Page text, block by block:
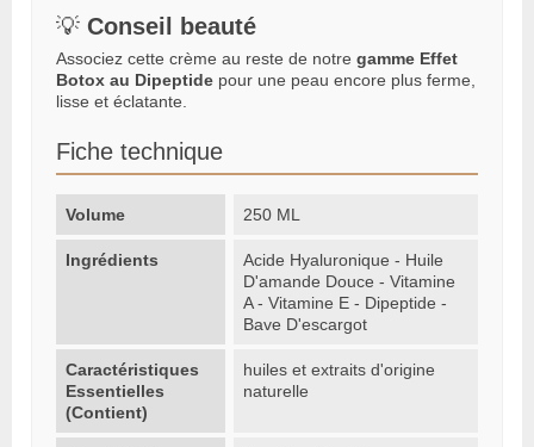
💡 Conseil beauté
Associez cette crème au reste de notre gamme Effet
Botox au Dipeptide pour une peau encore plus ferme,
lisse et éclatante.
Fiche technique
Volume 250 ML
Ingrédients
Acide Hyaluronique - Huile
D'amande Douce - Vitamine
A - Vitamine E - Dipeptide -
Bave D'escargot
Caractéristiques
Essentielles
(Contient)
huiles et extraits d'origine
naturelle